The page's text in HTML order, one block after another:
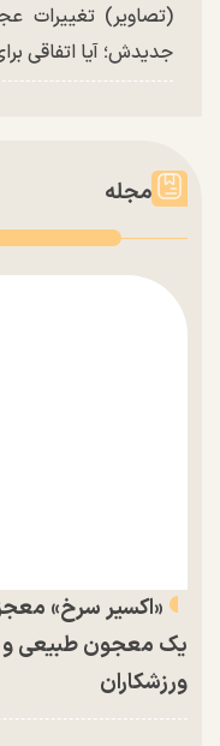
(تصاویر) تغییرات
جدیدش؛ آیا اتفاقی
مجله
«اکسیر سرخ»
یک معجون طبیعی و
ورزشکاران